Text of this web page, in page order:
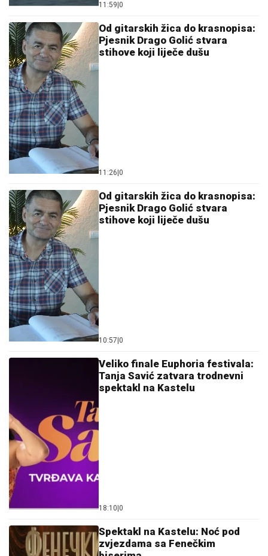
11:59 0
Od gitarskih žica do krasnopisa:
Pjesnik Drago Golić stvara
stihove koji liječe dušu
11:26 0
Od gitarskih žica do krasnopisa:
Pjesnik Drago Golić stvara
stihove koji liječe dušu
10:57 0
Veliko finale Euphoria festivala:
Tanja Savić zatvara trodnevni
spektakl na Kastelu
18:10 0
Spektakl na Kastelu: Noć pod
zvjezdama sa Fenečkim